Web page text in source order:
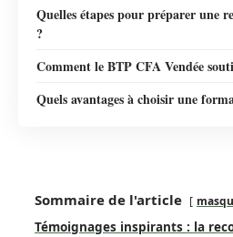
Quelles étapes pour préparer une
?
Comment le BTP CFA Vendée
Quels avantages à choisir une
Sommaire de l'article
Témoignages inspirants : la